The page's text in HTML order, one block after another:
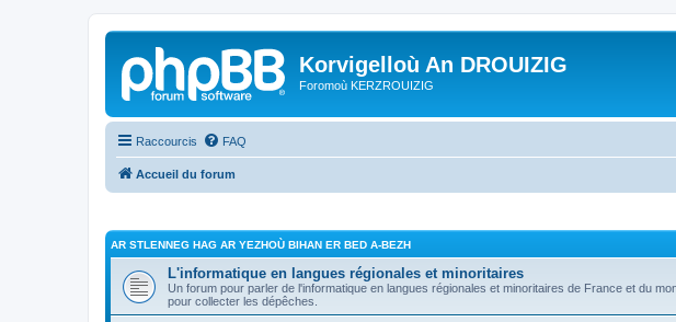
Korvigelloù An DROUIZIG
Foromoù KERZROUIZIG
Raccourcis FAQ
Accueil du forum
AR STLENNEG HAG AR YEZHOÙ BIHAN ER BED A-BEZH
L'informatique en langues régionales et minoritaires
Un forum pour parler de l'informatique en langues régionales et minoritaires de France et du
pour collecter les dépêches.